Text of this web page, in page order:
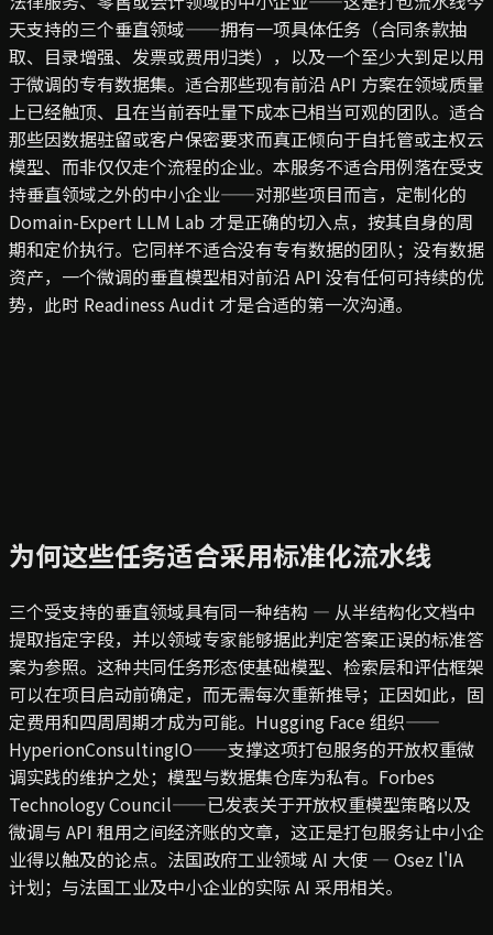
天支持的三个垂直领域——拥有一项具体任务（合同条款抽
取、目录增强、发票或费用归类），以及一个至少大到足以用
于微调的专有数据集。适合那些现有前沿 API 方案在领域质量
上已经触顶、且在当前吞吐量下成本已相当可观的团队。适合
那些因数据驻留或客户保密要求而真正倾向于自托管或主权云
模型、而非仅仅走个流程的企业。本服务不适合用例落在受支
持垂直领域之外的中小企业——对那些项目而言，定制化的
Domain-Expert LLM Lab 才是正确的切入点，按其自身的周
期和定价执行。它同样不适合没有专有数据的团队；没有数据
资产，一个微调的垂直模型相对前沿 API 没有任何可持续的优
势，此时 Readiness Audit 才是合适的第一次沟通。
为何这些任务适合采用标准化流水线
三个受支持的垂直领域具有同一种结构 — 从半结构化文档中
提取指定字段，并以领域专家能够据此判定答案正误的标准答
案为参照。这种共同任务形态使基础模型、检索层和评估框架
可以在项目启动前确定，而无需每次重新推导；正因如此，固
定费用和四周周期才成为可能。 Hugging Face 组织——
HyperionConsultingIO——支撑这项打包服务的开放权重微
调实践的维护之处；模型与数据集仓库为私有。 Forbes
Technology Council——已发表关于开放权重模型策略以及
微调与 API 租用之间经济账的文章，这正是打包服务让中小企
业得以触及的论点。 法国政府工业领域 AI 大使 — Osez l'IA
计划；与法国工业及中小企业的实际 AI 采用相关。